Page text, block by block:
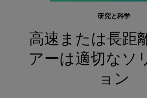
研究と科学
高速または長距
アーは適切なソ
ョン